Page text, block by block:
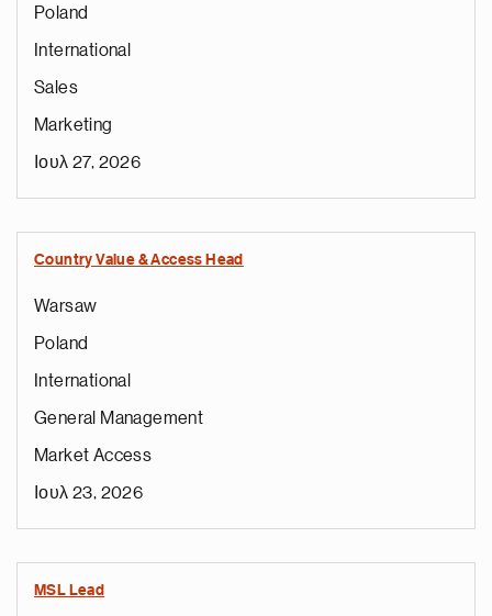
Poland
International
Sales
Marketing
Ιουλ 27, 2026
Country Value & Access Head
Warsaw
Poland
International
General Management
Market Access
Ιουλ 23, 2026
MSL Lead